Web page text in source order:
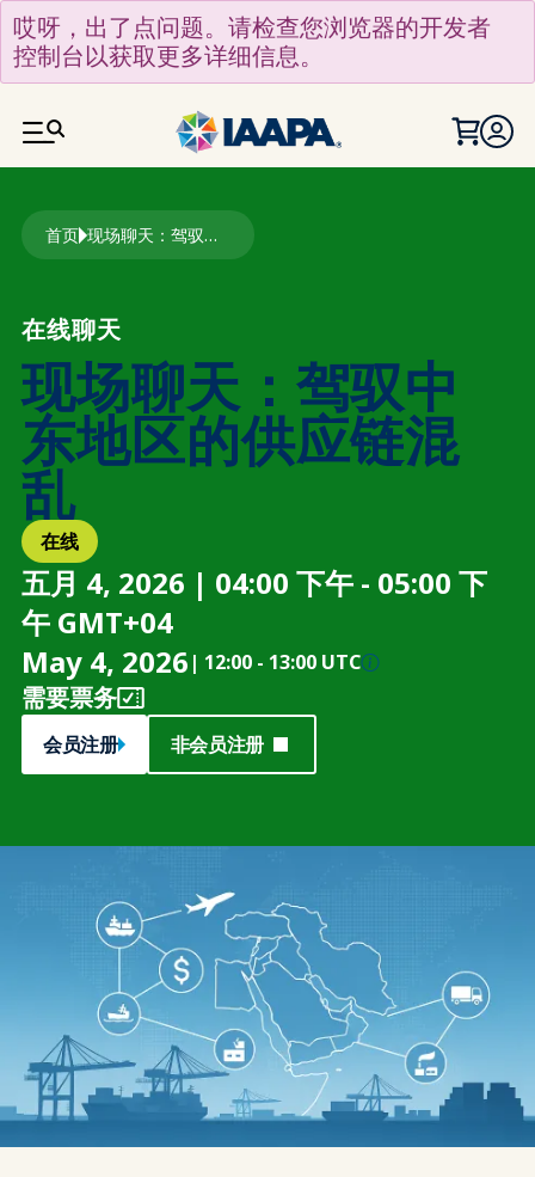
跳转到主要内容
哎呀，出了点问题。请检查您浏览器的开发者
控制台以获取更多详细信息。
面包屑
首页 现场聊天：驾驭中东地区的供应链混乱
在线聊天
现场聊天：驾驭中
东地区的供应链混
乱
在线
五月 4, 2026 | 04:00 下午 - 05:00 下
午 GMT+04
May 4, 2026 | 12:00 - 13:00 UTC
需要票务
会员注册 非会员注册